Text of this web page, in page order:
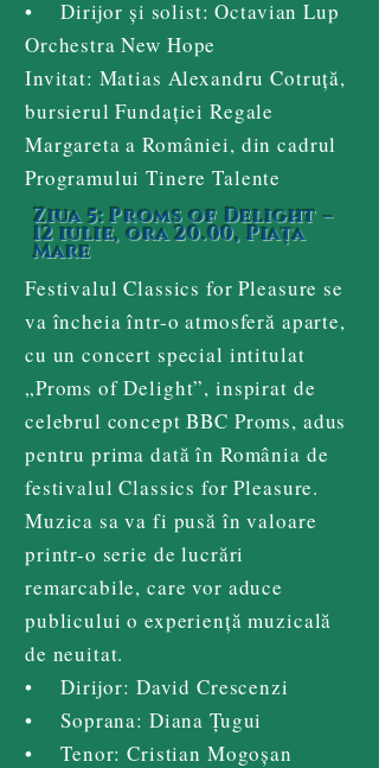
• Dirijor și solist: Octavian Lup
Orchestra New Hope
Invitat: Matias Alexandru Cotruță,
bursierul Fundației Regale
Margareta a României, din cadrul
Programului Tinere Talente
Ziua 5: Proms of Delight –
12 iulie, ora 20.00, Piața
Mare
Festivalul Classics for Pleasure se
va încheia într-o atmosferă aparte,
cu un concert special intitulat
„Proms of Delight”, inspirat de
celebrul concept BBC Proms, adus
pentru prima dată în România de
festivalul Classics for Pleasure.
Muzica sa va fi pusă în valoare
printr-o serie de lucrări
remarcabile, care vor aduce
publicului o experiență muzicală
de neuitat.
• Dirijor: David Crescenzi
• Soprana: Diana Țugui
• Tenor: Cristian Mogoșan